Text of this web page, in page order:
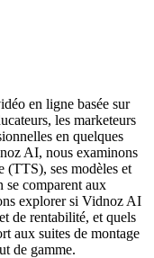
en ligne basée sur
les marketeurs
en quelques
AI, nous examinons
(TTS), ses modèles et
se comparent aux
explorer si Vidnoz AI
de rentabilité, et quels
aux suites de montage
de gamme.